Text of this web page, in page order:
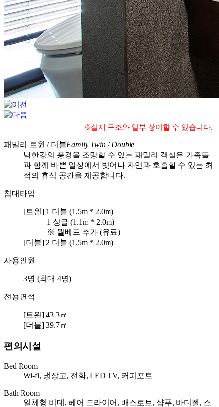
※실제 구조와 일부 상이할 수 있습니다.
패밀리 트윈 / 더블Family Twin / Double
남한강의 풍경을 조망할 수 있는 패밀리 객실은 가족들
과 함께 바쁜 일상에서 벗어나 자연과 호흡할 수 있는 최
적의 휴식 공간을 제공합니다.
침대타입
[트윈] 1 더블 (1.5m * 2.0m)
1 싱글 (1.1m * 2.0m)
※ 월베드 추가 (유료)
[더블] 2 더블 (1.5m * 2.0m)
사용인원
3명 (최대 4명)
전용면적
[트윈] 43.3㎡
[더블] 39.7㎡
편의시설
Bed Room
Wi-fi, 냉장고, 전화, LED TV, 커피포트
Bath Room
일체형 비데, 헤어 드라이어, 배스로브, 샴푸, 바디젤, 스